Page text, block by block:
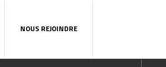
NOUS REJOINDRE